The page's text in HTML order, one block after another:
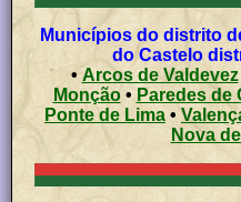
Municípios do distrito de Viana do Castelo - Viana
do Castelo
• Arcos de Valdevez
Monção• Paredes de
Ponte de Lima •
Nova